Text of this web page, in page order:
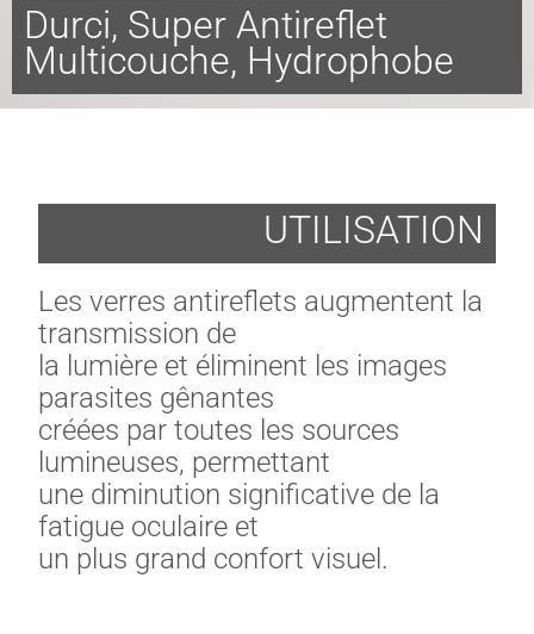
Durci, Super Antireflet
Multicouche, Hydrophobe
UTILISATION
Les verres antireflets augmentent la
transmission de
la lumière et éliminent les images
parasites gênantes
créées par toutes les sources
lumineuses, permettant
une diminution significative de la
fatigue oculaire et
un plus grand confort visuel.